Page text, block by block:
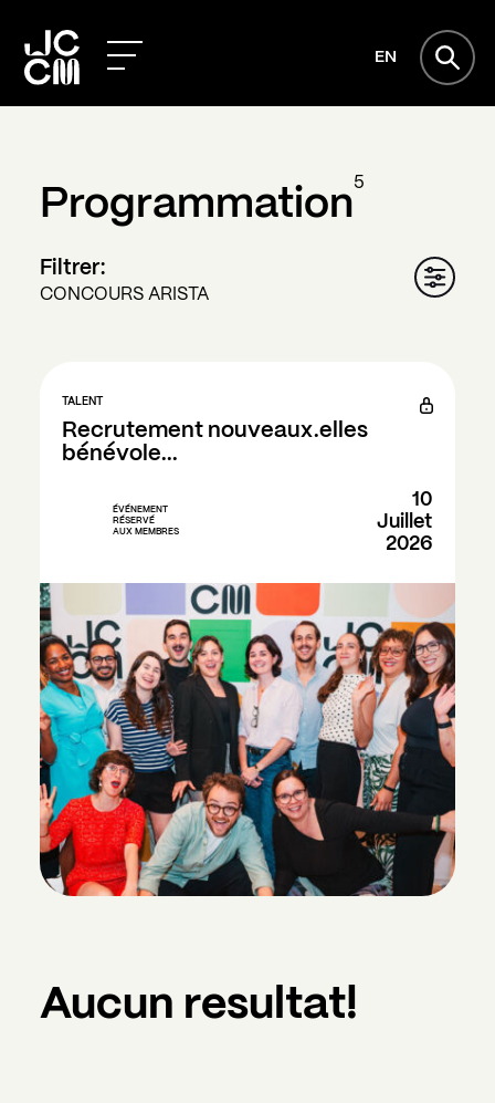
EN
Programmation
5
Filtrer:
CONCOURS ARISTA
TALENT
Recrutement nouveaux.elles
bénévole...
ÉVÉNEMENT
RÉSERVÉ
AUX MEMBRES
10
Juillet
2026
Aucun resultat!